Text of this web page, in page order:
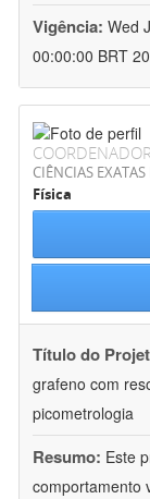
Vigência: Wed
00:00:00 BRT
CIÊNCIAS EXATAS
Física
Título do
grafeno com
picometrologia
Resumo: Este
comportamento